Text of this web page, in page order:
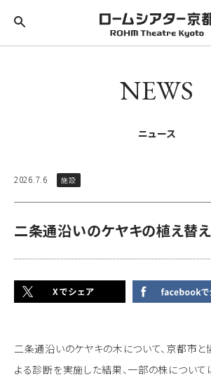
NEWS
ニュース
2026.7.6 施設
二条通沿いのケヤキの植え替
二条通沿いのケヤキの木について、京都市と
よる診断を実施した結果、一部の株について